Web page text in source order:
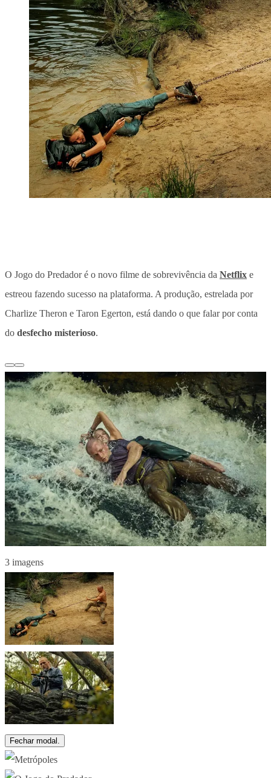
O Jogo do Predador é o novo filme de sobrevivência da Netflix e
estreou fazendo sucesso na plataforma. A produção, estrelada por
Charlize Theron e Taron Egerton, está dando o que falar por conta
do desfecho misterioso.
3 imagens
Fechar modal.